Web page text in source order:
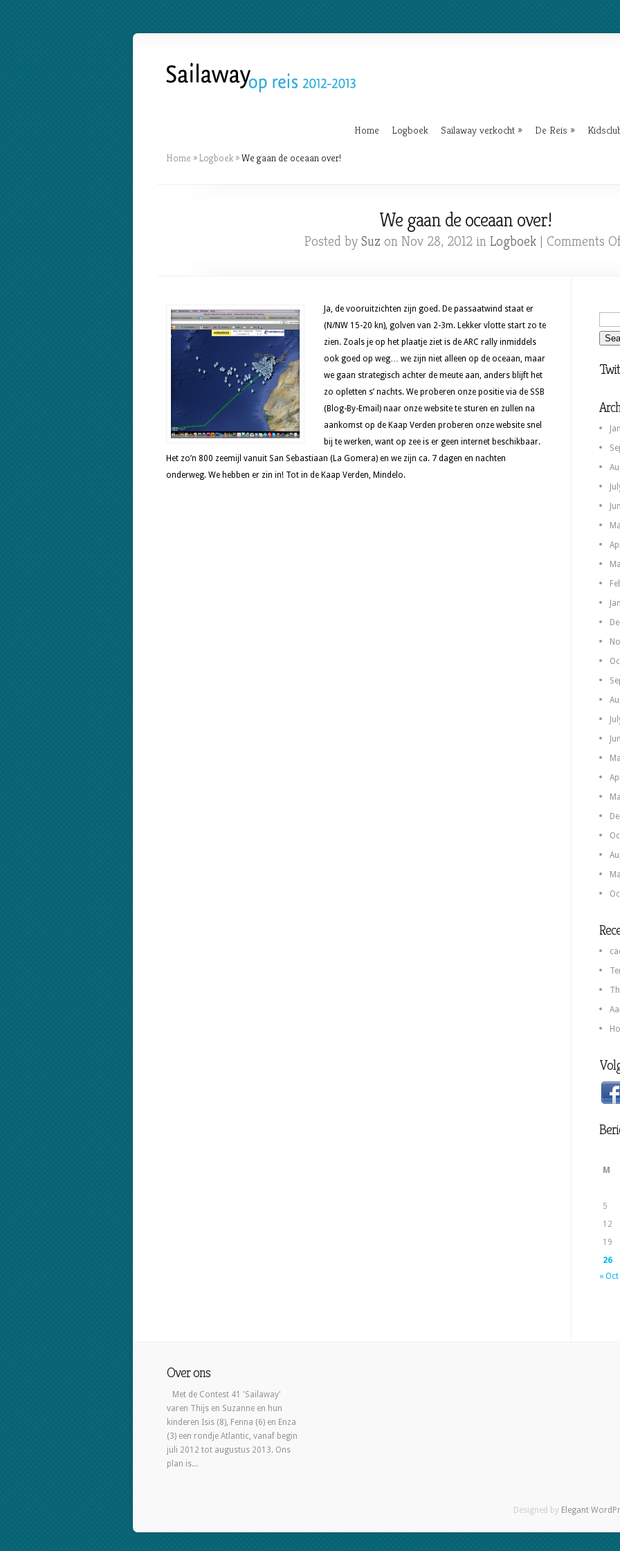
Home Logboek Sailaway verkocht » De Reis »
Home »Logboek »We gaan de oceaan over!
We gaan de oceaan over!
Posted by Suz on Nov 28, 2012 in Logboek | Comments
Ja, de vooruitzichten zijn goed. De passaatwind staat er
(N/NW 15-20 kn), golven van 2-3m. Lekker vlotte start zo te
zien. Zoals je op het plaatje ziet is de ARC rally inmiddels
ook goed op weg… we zijn niet alleen op de oceaan, maar
we gaan strategisch achter de meute aan, anders blijft het
zo opletten s’ nachts. We proberen onze positie via de SSB
(Blog-By-Email) naar onze website te sturen en zullen na
aankomst op de Kaap Verden proberen onze website snel
bij te werken, want op zee is er geen internet beschikbaar.
Het zo’n 800 zeemijl vanuit San Sebastiaan (La Gomera) en we zijn ca. 7 dagen en nachten
onderweg. We hebben er zin in! Tot in de Kaap Verden, Mindelo.
M
5
12
19
26
« Oct
Over ons
Met de Contest 41 'Sailaway'
varen Thijs en Suzanne en hun
kinderen Isis (8), Fenna (6) en Enza
(3) een rondje Atlantic, vanaf begin
juli 2012 tot augustus 2013. Ons
plan is...
Designed by Elegant